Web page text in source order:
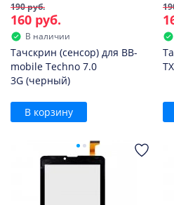
190 руб.
160 руб.
В наличии
Тачскрин (сенсор) для BB-
mobile Techno 7.0
3G (черный)
В корзину